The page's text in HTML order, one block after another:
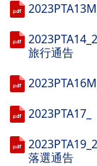
旅行通告
落選通告